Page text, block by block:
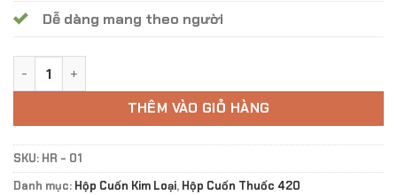
Dễ dàng mang theo người
THÊM VÀO GIỎ HÀNG
SKU: HR - 01
Danh mục: Hộp Cuốn Kim Loại, Hộp Cuốn Thuốc 420